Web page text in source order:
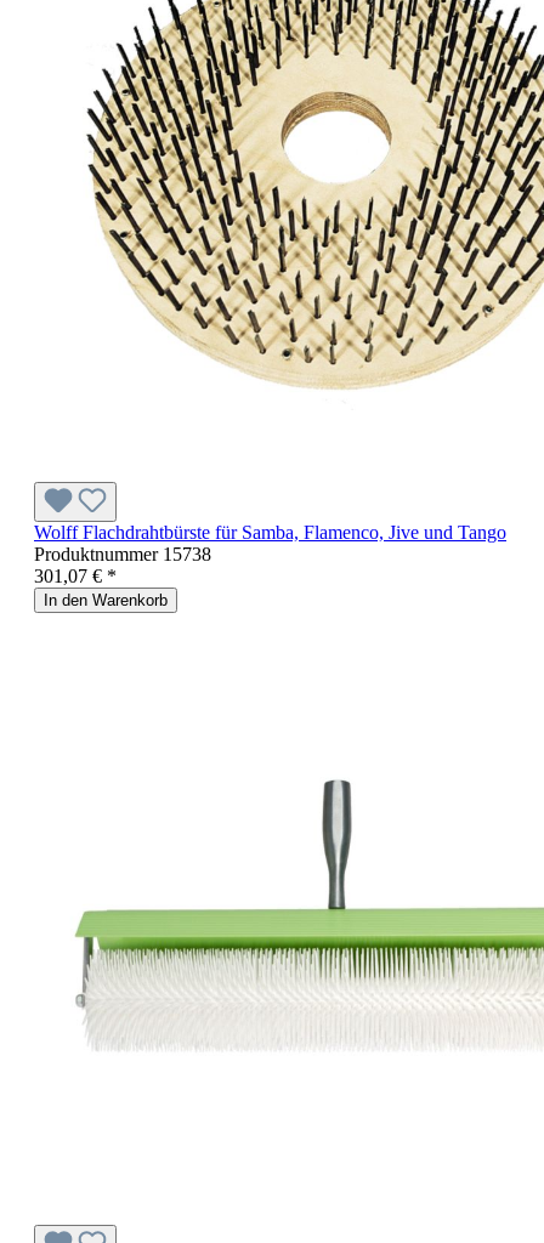
Wolff Flachdrahtbürste für Samba, Flamenco, Jive und Tango
Produktnummer 15738
301,07 € *
In den Warenkorb